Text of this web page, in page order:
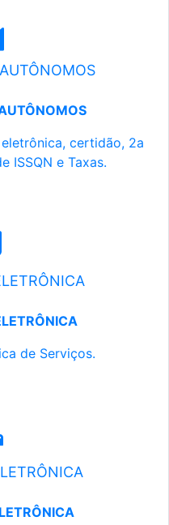
certidão, 2a
ISSQN e Taxas.
de Serviços.